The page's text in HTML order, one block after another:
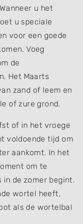
u het
u speciale
voor een goede
Voeg
de
Het Maarts
zand of leem en
of zure grond.
of in het vroege
voldoende tijd om
aankomt. In het
om te
in de zomer begint.
wortel heeft,
als de wortelbal